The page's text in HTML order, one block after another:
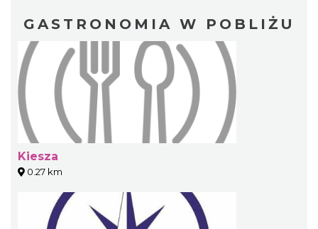
GASTRONOMIA W POBLIŻU
Kiesza
0.27 km